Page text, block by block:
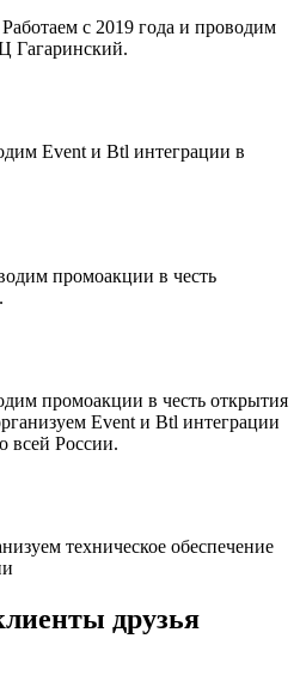
Работаем с 2019 года и проводим
Гагаринский.
Event и Btl интеграции в
промоакции в честь
промоакции в честь открытия
Event и Btl интеграции
всей России.
техническое обеспечение
друзья